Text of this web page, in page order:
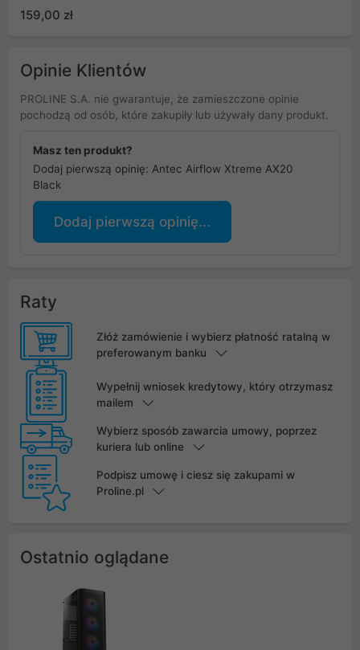
159,00 zł
Opinie Klientów
PROLINE S.A. nie gwarantuje, że zamieszczone opinie
pochodzą od osób, które zakupiły lub używały dany produkt.
Masz ten produkt?
Dodaj pierwszą opinię: Antec Airflow Xtreme AX20
Black
Dodaj pierwszą opinię...
Raty
Złóż zamówienie i wybierz płatność ratalną w
preferowanym banku
Wypełnij wniosek kredytowy, który otrzymasz
mailem
Wybierz sposób zawarcia umowy, poprzez
kuriera lub online
Podpisz umowę i ciesz się zakupami w
Proline.pl
Ostatnio oglądane